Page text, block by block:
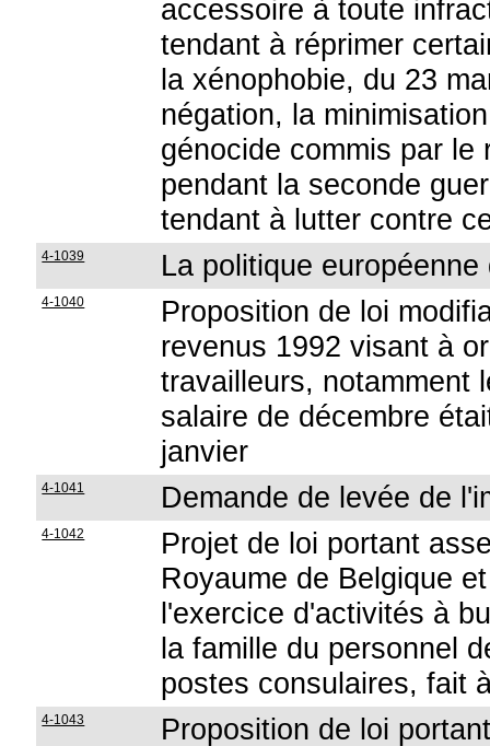
accessoire à toute
tendant à réprimer
la xénophobie, du 23
négation, la
génocide commis par le
pendant la seconde
tendant à lutter contre
4-1039 La politique
4-1040
Proposition de loi
revenus 1992 visant à
travailleurs, notamment
salaire de décembre
janvier
4-1041 Demande de levée de
4-1042
Projet de loi portant
Royaume de Belgique
l'exercice d'activités à
la famille du personnel
postes consulaires, fait
4-1043
Proposition de loi